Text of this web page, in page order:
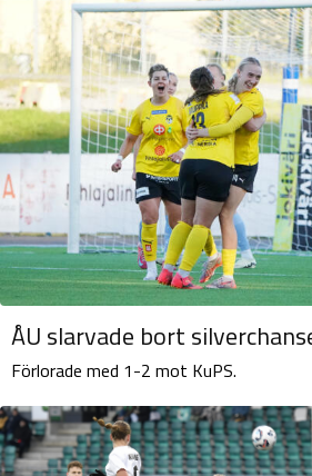
ÅU slarvade bort
Förlorade med 1-2 mot KuPS.